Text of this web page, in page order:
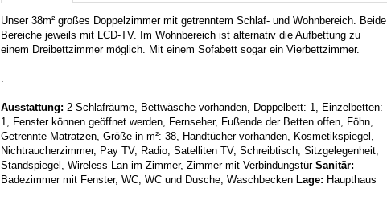
Unser 38m² großes Doppelzimmer mit getrenntem Schlaf- und Wohnbereich. Beide
Bereiche jeweils mit LCD-TV. Im Wohnbereich ist alternativ die Aufbettung zu
einem Dreibettzimmer möglich. Mit einem Sofabett sogar ein Vierbettzimmer.
Ausstattung: 2 Schlafräume, Bettwäsche vorhanden, Doppelbett: 1, Einzelbetten:
1, Fenster können geöffnet werden, Fernseher, Fußende der Betten offen, Föhn,
Getrennte Matratzen, Größe in m²: 38, Handtücher vorhanden, Kosmetikspiegel,
Nichtraucherzimmer, Pay TV, Radio, Satelliten TV, Schreibtisch, Sitzgelegenheit,
Standspiegel, Wireless Lan im Zimmer, Zimmer mit VerbindungstürSanitär:
Badezimmer mit Fenster, WC, WC und Dusche, Waschbecken Lage: Haupthaus